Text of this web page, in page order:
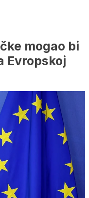
mogao bi
Evropskoj